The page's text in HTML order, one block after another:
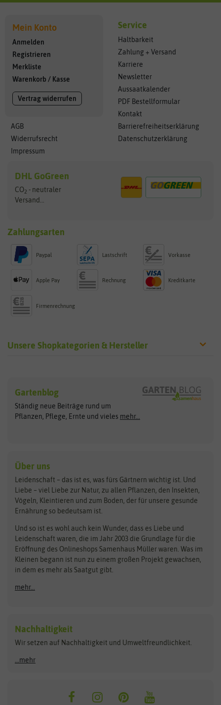
Mein Konto
Anmelden
Registrieren
Merkliste
Warenkorb / Kasse
Vertrag widerrufen
AGB
Widerrufsrecht
Impressum
Service
Haltbarkeit
Zahlung + Versand
Karriere
Newsletter
Aussaatkalender
PDF Bestellformular
Kontakt
Barrierefreiheitserklärung
Datenschutzerklärung
DHL GoGreen
CO2 - neutraler
Versand...
Zahlungsarten
Paypal Lastschrift Vorkasse
Apple Pay Rechnung Kreditkarte
Firmenrechnung
Unsere Shopkategorien & Hersteller
Exotische Samen
Gemüsesamen
Gründünger
Kräutersamen
Obstsamen
Pilzbrut
Rasensamen
Steckzwiebeln
Zimmer & Kübelpflanzen
Kataloge
Schnäppchen
Anzucht & Gartenzubehör
Anzuchtschalen
Heizmatte & Heizkabel
Kokos-Quelltabletten
Zimmergewächshaus
Arche Noah
ASB Greenworld
Benary
Bingenheimer Saatgut
Bionana
BIOWOL
Blumicorn
Bûten Birds
Carl Pabst
Clever Pots
COMPO
Dürr-Samen
Feldsaaten Freudenberger
Fertil
Flora Elite
Florissa
Flortis
Franchi Sementi
Hortitops
JUB Holland
Gartenblog
Ständig neue Beiträge rund um
Pflanzen, Pflege, Ernte und vieles mehr...
Über uns
Leidenschaft – das ist es, was fürs Gärtnern wichtig ist. Und
Liebe – viel Liebe zur Natur, zu allen Pflanzen, den Insekten,
Vögeln, Kleintieren und zum Boden, der für unsere gesunde
Ernährung so bedeutsam ist.
Und so ist es wohl auch kein Wunder, dass es Liebe und
Leidenschaft waren, die im Jahr 2003 die Grundlage für die
Eröffnung des Onlineshops Samenhaus Müller waren. Was im
Kleinen begann ist nun zu einem großen Projekt gewachsen,
in dem es mehr als Saatgut gibt.
mehr...
Nachhaltigkeit
Wir setzen auf Nachhaltigkeit und Umweltfreundlichkeit.
...mehr